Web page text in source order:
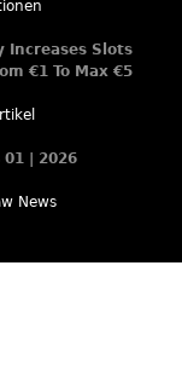
Increases Slots
€1 To Max €5
01 | 2026
News